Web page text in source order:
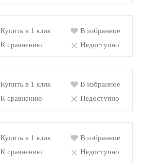
Купить в 1 клик
К сравнению
В избранное
Недоступно
Купить в 1 клик
К сравнению
В избранное
Недоступно
Купить в 1 клик
К сравнению
В избранное
Недоступно